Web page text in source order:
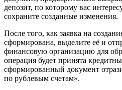
депозит, по которому вас
сохраните созданные изменения.
После того, как заявка на
сформирована, выделите её и
финансовую организацию для
операция будет принята
сформированный документ
по рублевым счетам».